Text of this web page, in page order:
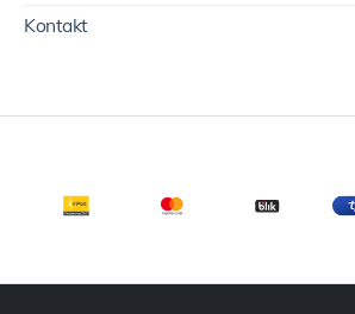
Kontakt